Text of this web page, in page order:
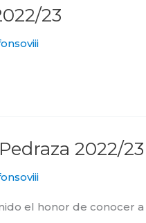
23
2022/23
el honor de conocer